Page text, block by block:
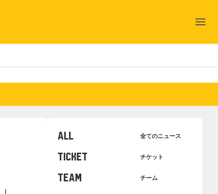
ALL 全てのニュース
TICKET チケット
TEAM チーム